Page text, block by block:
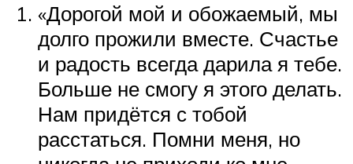
«Дорогой мой и обожаемый, мы
долго прожили вместе. Счастье
и радость всегда дарила я тебе.
Больше не смогу я этого делать.
Нам придётся с тобой
расстаться. Помни меня, но